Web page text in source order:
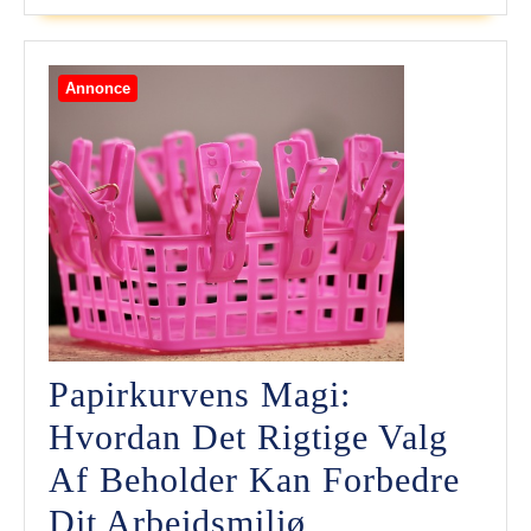
Din
Annonce
Papirkurvens Magi:
Hvordan Det Rigtige Valg
Af Beholder Kan Forbedre
Dit Arbejdsmiljø